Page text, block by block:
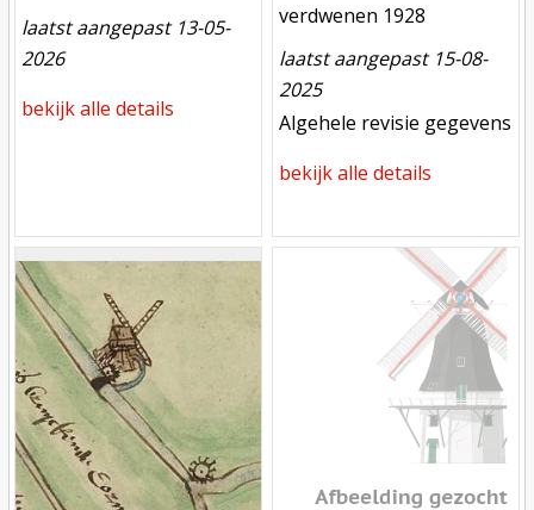
laatst aangepast 13-05-
2026
bekijk alle details
verdwenen
verdwenen 1928
laatst aangepast 15-08-
2025
meest recente aanpassing
Algehele revisie gegevens
bekijk alle details
Mill